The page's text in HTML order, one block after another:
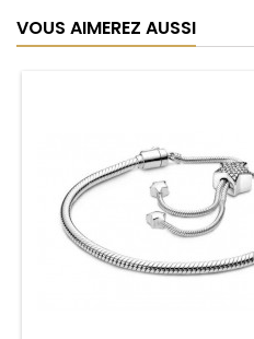
VOUS AIMEREZ AUSSI